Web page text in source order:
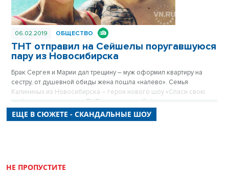
06.02.2019 ОБЩЕСТВО
ТНТ отправил на Сейшелы поругавшуюся
пару из Новосибирска
Брак Сергея и Марии дал трещину – муж оформил квартиру на
сестру, от душевной обиды жена пошла «налево». Семья
Калининых из Новосибирска – герои нового шоу «Спаси свою
любовь» на телеканале ТНТ – улетели на Сейшелы, но успели
рассказать VN.ru, на что готовы ради сохранения семьи, и о самом
проекте.
ЕЩЕ В СЮЖЕТЕ - СКАНДАЛЬНЫЕ ШОУ
НЕ ПРОПУСТИТЕ